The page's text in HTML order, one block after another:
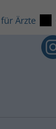
Ärzte